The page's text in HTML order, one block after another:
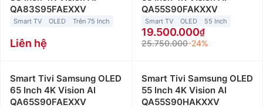
QA83S95FAEXXV
Smart TV OLED Trên 75 Inch
Liên hệ
QA55S90FAKXXV
Smart TV OLED 55 Inch
19.500.000
25.750.000-24%
Smart Tivi Samsung OLED
65 Inch 4K Vision AI
QA65S90FAEXXV
Smart Tivi Samsung OLED
55 Inch 4K Vision AI
QA55S90HAKXXV